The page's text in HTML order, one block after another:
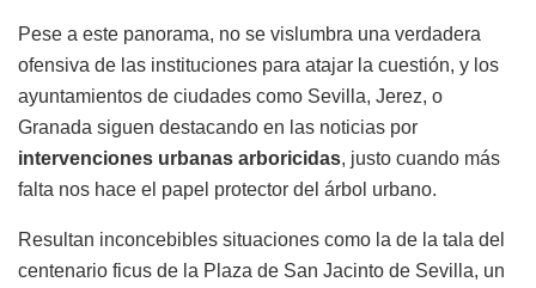
Pese a este panorama, no se vislumbra una verdadera
ofensiva de las instituciones para atajar la cuestión, y los
ayuntamientos de ciudades como Sevilla, Jerez, o
Granada siguen destacando en las noticias por
intervenciones urbanas arboricidas, justo cuando más
falta nos hace el papel protector del árbol urbano.
Resultan inconcebibles situaciones como la de la tala del
centenario ficus de la Plaza de San Jacinto de Sevilla, un